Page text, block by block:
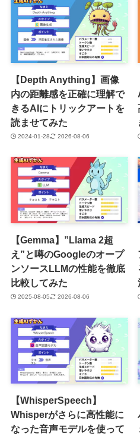
【Depth Anything】画像
内の距離感を正確に理解で
きるAIにトリックアートを
読ませてみた
2024-01-28 2026-08-06
【Gemma】”Llama 2超
え”と噂のGoogleのオープ
ンソースLLMの性能を徹底
比較してみた
2025-08-05 2026-08-06
【WhisperSpeech】
Whisperがさらに高性能に
なった音声モデルを使って